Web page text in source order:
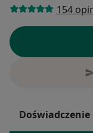
154
Doświadczenie